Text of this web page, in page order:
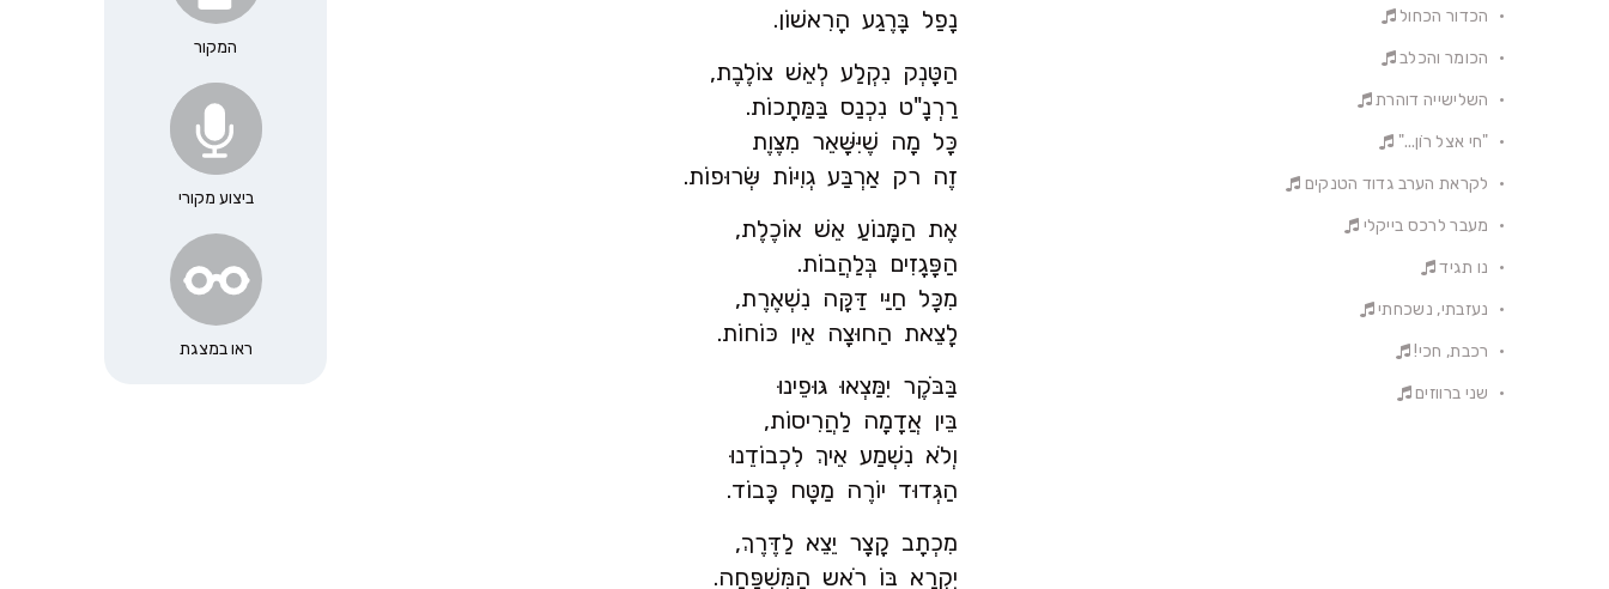
הכדור הכחול
הכומר והכלב
השלישייה דוהרת
"חי אצל רוֹן..."
לקראת הערב גדוד הטנקים
מעבר לרכס בייקלי
נו תגיד
נעזבתי, נשכחתי
רכבת, חכי!
שני ברווזים
נָפַל בָּרֶגַע הָרִאשׁוֹן.
הַטָּנְק נִקְלַע לְאֵשׁ צוֹלֶבֶת,
רַרְנָ"ט נִכְנַס בַּמַּתָכוֹת.
כָּל מָה שֶׁיִּשָּׁאֵר מִצֶּוֶת
זֶה רק אַרְבַּע גְוִיּוֹת שְּׂרוּפוֹת.
אֶת הַמָּנוֹעַ אֵשׁ אוֹכֶלֶת,
הַפָּגָזִים בְּלַהֲבוֹת.
מִכָּל חַיַּי דַּקָּה נִשְׁאֶרֶת,
לָצֵאת הַחוּצָה אֵין כּוֹחוֹת.
בַּבֹּקֶר יִמַּצְאוּ גּוּפֵינוּ
בֵּין אֲדָמָה לַהֲרִיסוֹת,
וְלֹא נִשְׁמַע אֵיךְ לִכְבוֹדֵנוּ
הַגְּדוּד יוֹרֶה מַטָּח כָּבוֹד.
מִכְתָב קָצָר יֵצֵא לַדֶּרֶךְ,
יִקְרָא בּוֹ רֹאש הַמִּשְׁפָּחָה.
המקור
ביצוע מקורי
ראו במצגת